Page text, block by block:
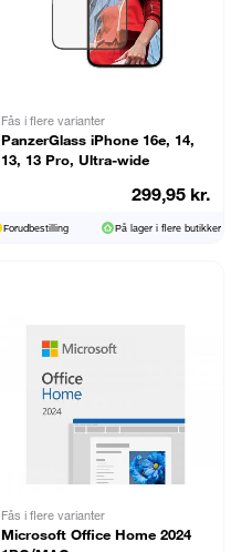
Fås i flere varianter
PanzerGlass iPhone 16e, 14,
13, 13 Pro, Ultra-wide
299,95 kr.
Forudbestilling På lager i flere butikker
Fås i flere varianter
Microsoft Office Home 2024